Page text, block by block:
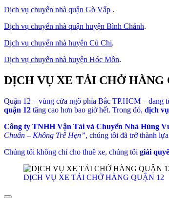
Dịch vụ chuyển nhà quận Gò Vấp .
Dịch vụ chuyển nhà quận huyện Bình Chánh.
Dịch vụ chuyển nhà huyện Củ Chi.
Dịch vụ chuyển nhà huyện Hóc Môn.
DỊCH VỤ XE TẢI CHỞ HÀNG
Quận 12 – vùng cửa ngõ phía Bắc TP.HCM – đang
quận 12 tăng cao hơn bao giờ hết. Trong đó, dịch
Công ty TNHH Vận Tải và Chuyển Nhà Hùng
Chuẩn – Không Trễ Hẹn”, chúng tôi đã trở thành
Chúng tôi không chỉ cho thuê xe, chúng tôi giải
DỊCH VỤ XE TẢI CHỞ HÀNG QUẬN 12